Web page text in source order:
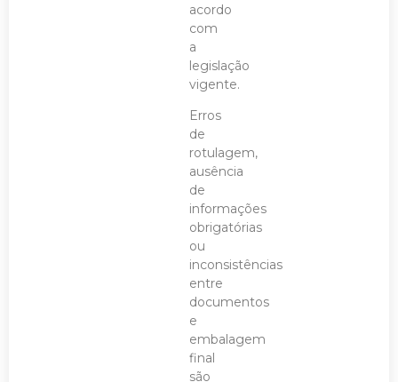
acordo
com
a
legislação
vigente.
Erros
de
rotulagem,
ausência
de
informações
obrigatórias
ou
inconsistências
entre
documentos
e
embalagem
final
são